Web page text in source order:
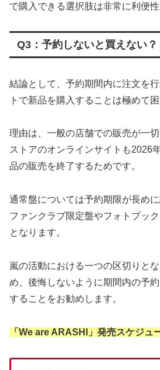
で購入できる選択肢は非常に利便性
Q3：予約しないと買えない？
結論として、予約期間内に注文を
トで新品を購入することは極めて困
理由は、一般の店舗での販売が一
ストアのオンラインサイトも2026
品の販売を終了するためです。
通常盤については予約期限が長め
ファンクラブ限定盤やフォトブッ
となります。
嵐の活動における一つの区切りと
め、後悔しないように期間内の予
することをお勧めします。
「We are ARASHI」発売スケジュ